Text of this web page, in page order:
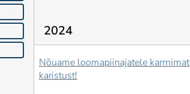
2024
Nõuame loomapiinajatele karmimat
karistust!